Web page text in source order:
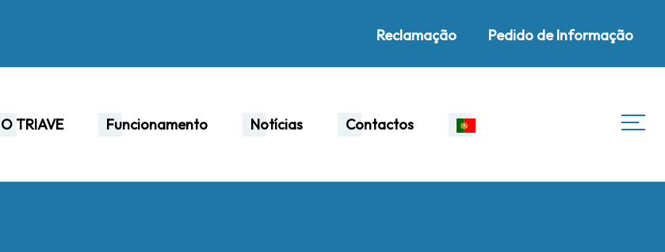
Reclamação Pedido de Informação
O TRIAVE Funcionamento Notícias Contactos